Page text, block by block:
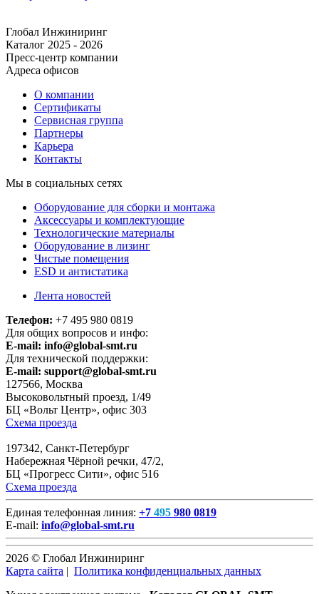
Глобал Инжиниринг
Каталог 2025 - 2026
Пресс-центр компании
Адреса офисов
О компании
Сертификаты
Сервисная группа
Партнеры
Карьера
Контакты
Мы в социальных сетях
Оборудование для сборки и монтажа
Аксессуары и комплектующие
Технологические материалы
Оборудование в лизинг
Чистые помещения
ESD и антистатика
Лента новостей
Телефон: +7 495 980 0819
Для общих вопросов и инфо:
E-mail: info@global-smt.ru
Для технической поддержки:
E-mail: support@global-smt.ru
127566, Москва
Высоковольтный проезд, 1/49
БЦ «Вольт Центр», офис 303
Схема проезда
197342, Санкт-Петербург
Набережная Чёрной речки, 47/2,
БЦ «Прогресс Сити», офис 516
Схема проезда
Единая телефонная линия: +7 495 980 0819
E-mail: info@global-smt.ru
2026 © Глобал Инжиниринг
Карта сайта | Политика конфиденциальных данных